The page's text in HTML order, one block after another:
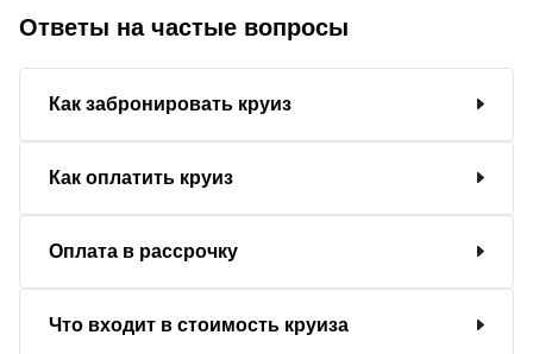
Ответы на частые вопросы
Как забронировать круиз
Как оплатить круиз
Оплата в рассрочку
Что входит в стоимость круиза